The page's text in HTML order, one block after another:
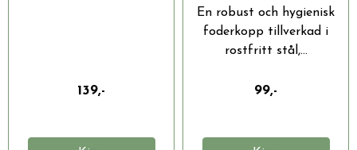
139,-
En robust och hygienisk
foderkopp tillverkad i
rostfritt stål,...
99,-